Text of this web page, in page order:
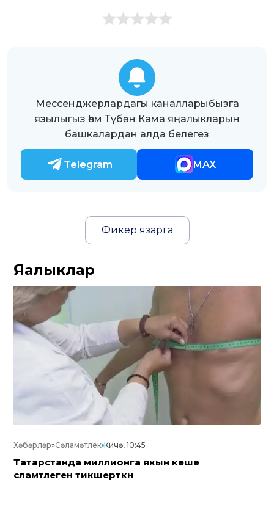
Мессенджерлардагы каналларыбызга
язылыгыз һәм Түбән Кама яңалыкларын
башкалардан алда белегез
Telegram MAX
Фикер язарга
Яңалыклар
Хәбәрләр»Сәламәтлек Кичә, 10:45
Татарстанда миллионга якын кеше
сәламәтлеген тикшерткән